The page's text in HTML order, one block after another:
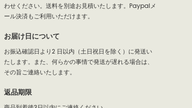
わせください。送料を別途お見積いたします。Paypalメ
ール決済もご利用いただけます。
お届け日について
お振込確認日より2 日以内（土日祝日を除く）に発送い
たします。また、何らかの事情で発送が遅れる場合は、
その旨ご連絡いたします。
返品期限